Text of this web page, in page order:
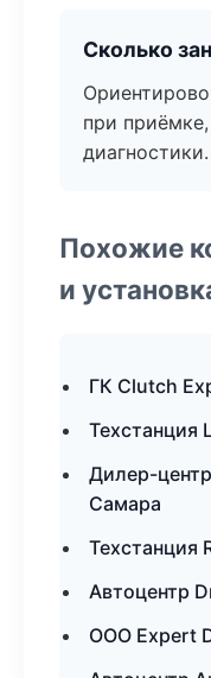
Сколько
при
диагностики.
Похожие
и
ГК Clutch
Техстанция
Дилер-
Самара
Техстанция
Автоцентр
ООО Expert